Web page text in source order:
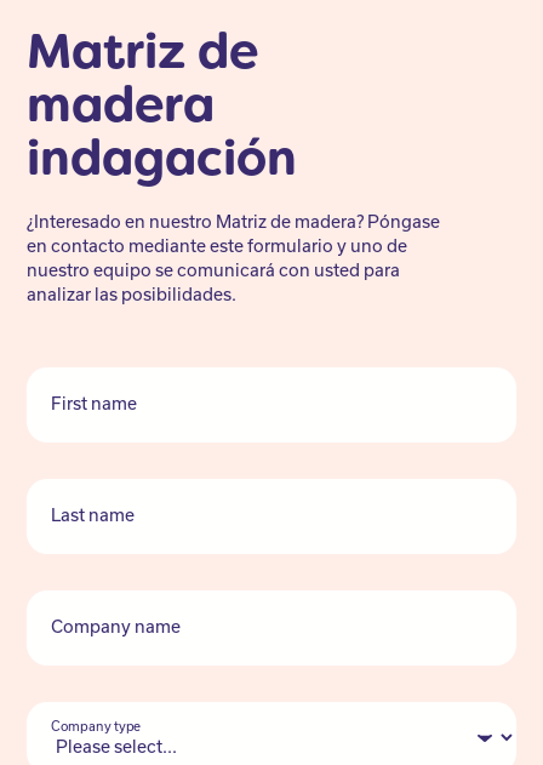
Matriz de
madera
indagación
¿Interesado en nuestro Matriz de madera? Póngase
en contacto mediante este formulario y uno de
nuestro equipo se comunicará con usted para
analizar las posibilidades.
First name
Last name
Company name
Company type